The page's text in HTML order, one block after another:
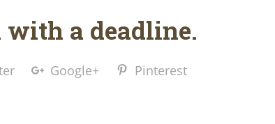
with a deadline.
Google+ Pinterest